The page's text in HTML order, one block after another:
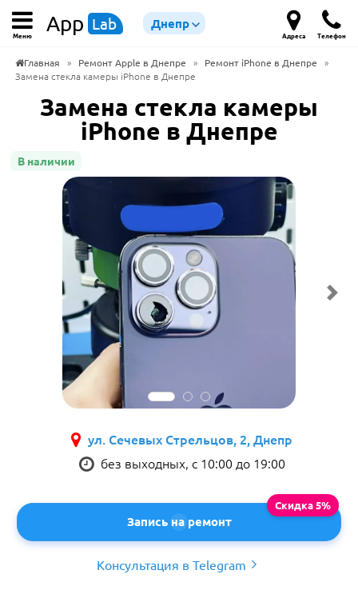
Меню App Lab Днепр
Адреса Телефон
Главная » Ремонт Apple в Днепре » Ремонт iPhone в Днепре
»
Замена стекла камеры iPhone в Днепре
Замена стекла камеры
iPhone в Днепре
В наличии
ул. Сечевых Стрельцов, 2, Днепр
без выходных, с 10:00 до 19:00
Запись на ремонт
Консультация в Telegram